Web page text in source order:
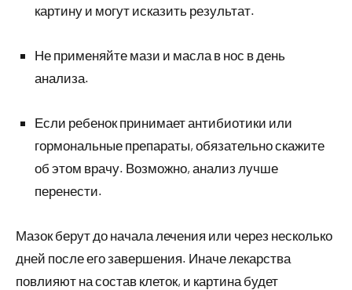
картину и могут исказить результат.
Не применяйте мази и масла в нос в день
анализа.
Если ребенок принимает антибиотики или
гормональные препараты, обязательно скажите
об этом врачу. Возможно, анализ лучше
перенести.
Мазок берут до начала лечения или через несколько
дней после его завершения. Иначе лекарства
повлияют на состав клеток, и картина будет